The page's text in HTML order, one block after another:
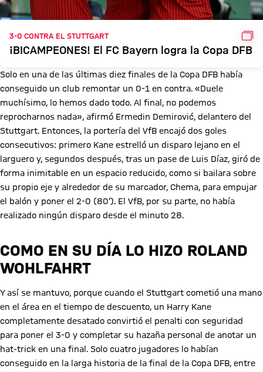
3-0 CONTRA EL STUTTGART
¡BICAMPEONES! El FC Bayern logra la Copa DFB
Solo en una de las últimas diez finales de la Copa DFB había
conseguido un club remontar un 0-1 en contra. «Duele
muchísimo, lo hemos dado todo. Al final, no podemos
reprocharnos nada», afirmó Ermedin Demirović, delantero del
Stuttgart. Entonces, la portería del VfB encajó dos goles
consecutivos: primero Kane estrelló un disparo lejano en el
larguero y, segundos después, tras un pase de Luis Díaz, giró de
forma inimitable en un espacio reducido, como si bailara sobre
su propio eje y alrededor de su marcador, Chema, para empujar
el balón y poner el 2-0 (80’). El VfB, por su parte, no había
realizado ningún disparo desde el minuto 28.
COMO EN SU DÍA LO HIZO ROLAND
WOHLFAHRT
Y así se mantuvo, porque cuando el Stuttgart cometió una mano
en el área en el tiempo de descuento, un Harry Kane
completamente desatado convirtió el penalti con seguridad
para poner el 3-0 y completar su hazaña personal de anotar un
hat-trick en una final. Solo cuatro jugadores lo habían
conseguido en la larga historia de la final de la Copa DFB, entre